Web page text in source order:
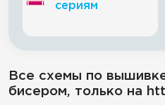
сериям
Все схемы по
бисером, только на